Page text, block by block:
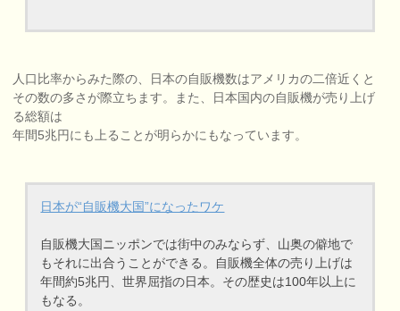
人口比率からみた際の、日本の自販機数はアメリカの二倍近くと
その数の多さが際立ちます。また、日本国内の自販機が売り上げ
る総額は
年間5兆円にも上ることが明らかにもなっています。
日本が“自販機大国”になったワケ
自販機大国ニッポンでは街中のみならず、山奥の僻地で
もそれに出合うことができる。自販機全体の売り上げは
年間約5兆円、世界屈指の日本。その歴史は100年以上に
もなる。